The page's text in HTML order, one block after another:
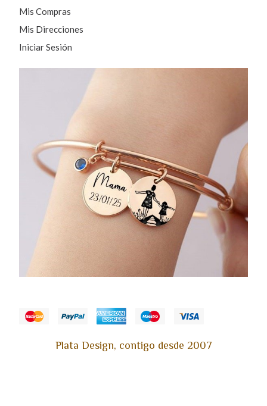
Mis Compras
Mis Direcciones
Iniciar Sesión
Plata Design, contigo desde 2007